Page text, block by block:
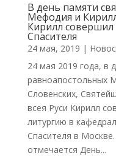
В день памяти
Мефодия и
Кирилл
Спасителя
24 мая, 2019 |
24 мая 2019 года, в
равноапостольных
Словенских,
всея Руси Кирилл
литургию в
Спасителя в
отмечается День...